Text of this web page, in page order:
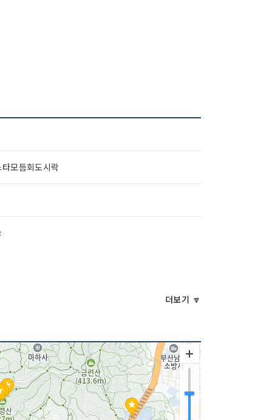
모듬회도시락
가능
타홈파티 / 뷔페 등
더보기 🔽